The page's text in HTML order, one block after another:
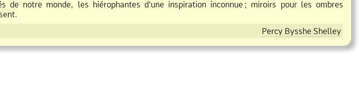
de notre monde, les hiérophantes d’une inspiration inconnue ; miroirs pour les ombres
Percy Bysshe Shelley